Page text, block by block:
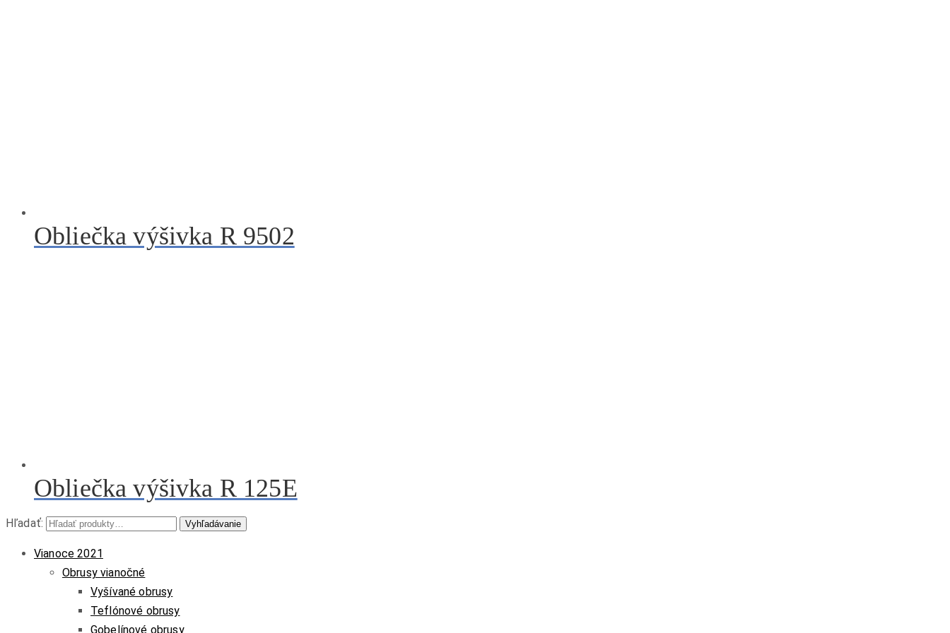
Obliečka výšivka R 9502
Obliečka výšivka R 125E
Hľadať: Vyhľadávanie
Vianoce 2021
Obrusy vianočné
Vyšívané obrusy
Teflónové obrusy
Gobelínové obrusy